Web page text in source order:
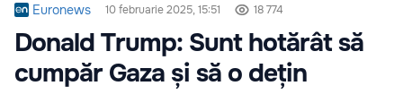
Euronews 10 februarie 2025, 15:51 18 774
Donald Trump: Sunt hotărât să
cumpăr Gaza și să o dețin